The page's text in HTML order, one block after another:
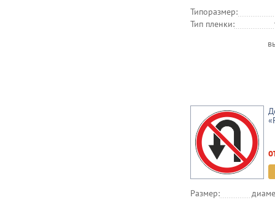
Типоразмер:
Тип пленки:
Размер: